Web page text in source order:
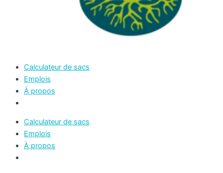
Calculateur de sacs
Emplois
À propos
Calculateur de sacs
Emplois
À propos